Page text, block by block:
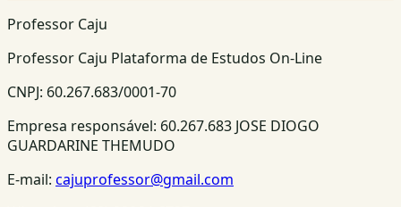
Professor Caju
Professor Caju Plataforma de Estudos On-Line
CNPJ: 60.267.683/0001-70
Empresa responsável: 60.267.683 JOSE DIOGO
GUARDARINE THEMUDO
E-mail: cajuprofessor@gmail.com